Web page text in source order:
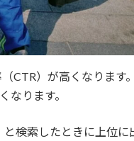
CTR）が高くなります。
なります。
検索したときに上位に